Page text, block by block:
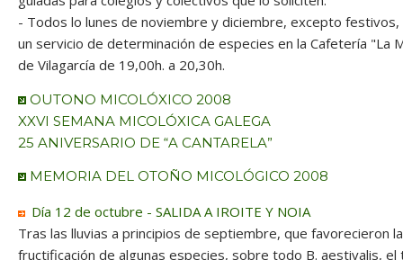
- Todos lo lunes de noviembre y diciembre, excepto festivos,
un servicio de determinación de especies en la Cafetería "La
de Vilagarcía de 19,00h. a 20,30h.
OUTONO MICOLÓXICO 2008
XXVI SEMANA MICOLÓXICA GALEGA
25 ANIVERSARIO DE “A CANTARELA”
MEMORIA DEL OTOÑO MICOLÓGICO 2008
Día 12 de octubre - SALIDA A IROITE Y NOIA
Tras las lluvias a principios de septiembre, que favorecieron la
fructificación de algunas especies, sobre todo B. aestivalis, el